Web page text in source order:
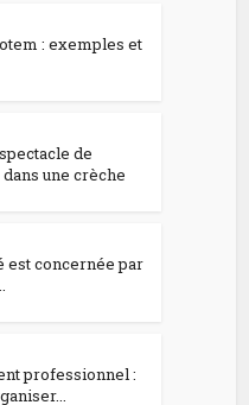
: exemples et
de
une crèche
est concernée par
professionnel :